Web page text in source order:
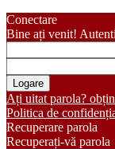
Conectare
Bine ați venit!
Ați uitat parola?
Politica de
Recuperare parola
Recuperați-vă parola